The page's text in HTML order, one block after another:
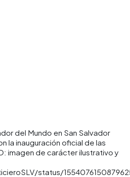
del Mundo en San Salvador
la inauguración oficial de las
imagen de carácter ilustrativo y
status/